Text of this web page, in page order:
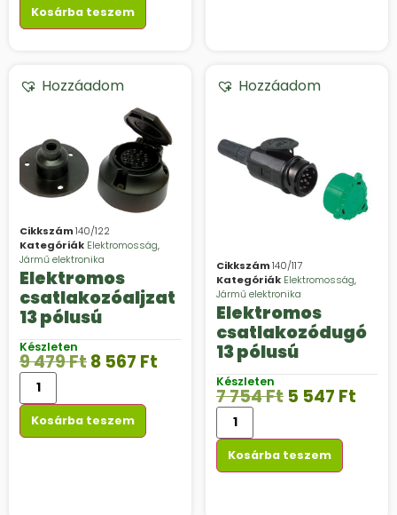
Kosárba teszem
Hozzáadom
Cikkszám140/122
Kategóriák Elektromosság,
Jármű elektronika
Elektromos
csatlakozóaljzat
13 pólusú
Készleten
9 479Ft8 567 Ft
Kosárba teszem
Hozzáadom
Cikkszám140/117
Kategóriák Elektromosság,
Jármű elektronika
Elektromos
csatlakozódugó
13 pólusú
Készleten
7 754Ft 5 547 Ft
Kosárba teszem